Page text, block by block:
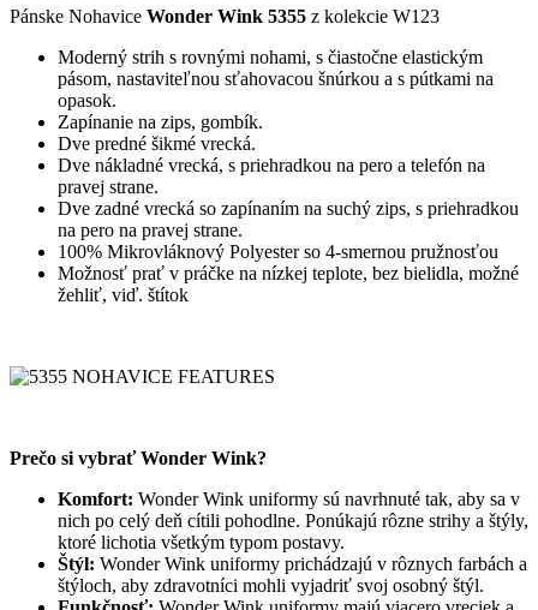
Pánske Nohavice Wonder Wink 5355 z kolekcie W123
Moderný strih s rovnými nohami, s čiastočne elastickým
pásom, nastaviteľnou sťahovacou šnúrkou a s pútkami na
opasok.
Zapínanie na zips, gombík.
Dve predné šikmé vrecká.
Dve nákladné vrecká, s priehradkou na pero a telefón na
pravej strane.
Dve zadné vrecká so zapínaním na suchý zips, s priehradkou
na pero na pravej strane.
100% Mikrovláknový Polyester so 4-smernou pružnosťou
Možnosť prať v práčke na nízkej teplote, bez bielidla, možné
žehliť, viď. štítok
Prečo si vybrať Wonder Wink?
Komfort: Wonder Wink uniformy sú navrhnuté tak, aby sa v
nich po celý deň cítili pohodlne. Ponúkajú rôzne strihy a štýly,
ktoré lichotia všetkým typom postavy.
Štýl: Wonder Wink uniformy prichádzajú v rôznych farbách a
štýloch, aby zdravotníci mohli vyjadriť svoj osobný štýl.